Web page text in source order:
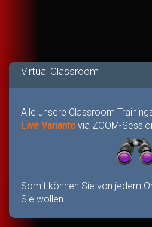
Virtual Classroom
Alle unsere Classroom
Live Variante via ZOOM-
Somit können Sie von jedem
Sie wollen.